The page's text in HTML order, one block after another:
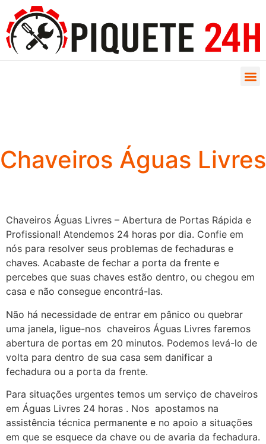
Chaveiros Águas Livres
Chaveiros Águas Livres – Abertura de Portas Rápida e
Profissional! Atendemos 24 horas por dia. Confie em
nós para resolver seus problemas de fechaduras e
chaves. Acabaste de fechar a porta da frente e
percebes que suas chaves estão dentro, ou chegou em
casa e não consegue encontrá-las.
Não há necessidade de entrar em pânico ou quebrar
uma janela, ligue-nos chaveiros Águas Livres faremos
abertura de portas em 20 minutos. Podemos levá-lo de
volta para dentro de sua casa sem danificar a
fechadura ou a porta da frente.
Para situações urgentes temos um serviço de chaveiros
em Águas Livres 24 horas . Nos apostamos na
assistência técnica permanente e no apoio a situações
em que se esquece da chave ou de avaria da fechadura.